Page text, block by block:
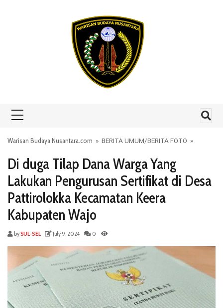
Warisan Budaya Nusantara.com » BERITA UMUM/BERITA FOTO »
Di duga Tilap Dana Warga Yang
Lakukan Pengurusan Sertifikat di Desa
Pattirolokka Kecamatan Keera
Kabupaten Wajo
bySUL-SEL July 9, 2024 0